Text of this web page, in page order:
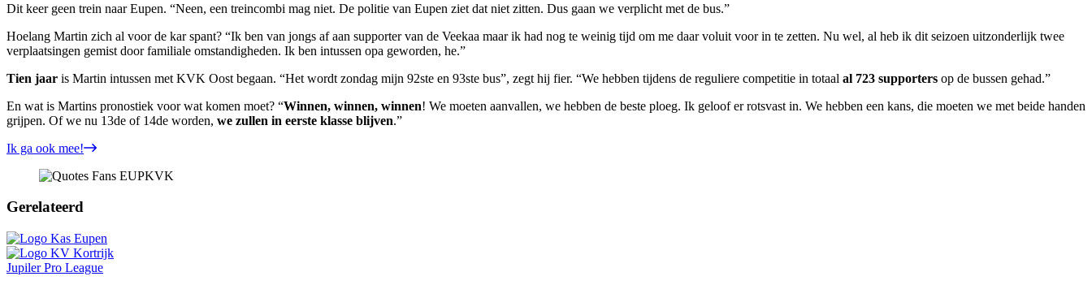
Dit keer geen trein naar Eupen. “Neen, een treincombi mag niet. De politie van Eupen ziet dat niet zitten. Dus gaan we verplicht met de bus.”
Hoelang Martin zich al voor de kar spant? “Ik ben van jongs af aan supporter van de Veekaa maar ik had nog te weinig tijd om me daar voluit voor in te zetten. Nu wel, al heb ik dit seizoen uitzonderlijk twee
verplaatsingen gemist door familiale omstandigheden. Ik ben intussen opa geworden, he.”
Tien jaar is Martin intussen met KVK Oost begaan. “Het wordt zondag mijn 92ste en 93ste bus”, zegt hij fier. “We hebben tijdens de reguliere competitie in totaal al 723 supporters op de bussen gehad.”
En wat is Martins pronostiek voor wat komen moet? “Winnen, winnen, winnen! We moeten aanvallen, we hebben de beste ploeg. Ik geloof er rotsvast in. We hebben een kans, die moeten we met beide handen
grijpen. Of we nu 13de of 14de worden, we zullen in eerste klasse blijven.”
Ik ga ook mee!
Gerelateerd
Jupiler Pro League